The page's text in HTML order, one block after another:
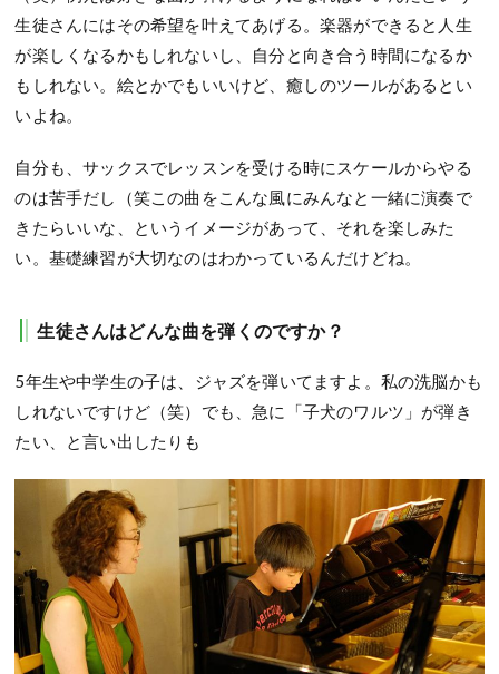
生徒さんにはその希望を叶えてあげる。楽器ができると人生
が楽しくなるかもしれないし、自分と向き合う時間になるか
もしれない。絵とかでもいいけど、癒しのツールがあるとい
いよね。
自分も、サックスでレッスンを受ける時にスケールからやる
のは苦手だし（笑この曲をこんな風にみんなと一緒に演奏で
きたらいいな、というイメージがあって、それを楽しみた
い。基礎練習が大切なのはわかっているんだけどね。
生徒さんはどんな曲を弾くのですか？
5年生や中学生の子は、ジャズを弾いてますよ。私の洗脳かも
しれないですけど（笑）でも、急に「子犬のワルツ」が弾き
たい、と言い出したりも